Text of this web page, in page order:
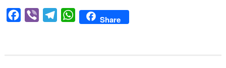
Facebook
Viber TelegramWhatsAppShare